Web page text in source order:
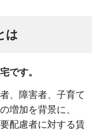
は
です。
、障害者、子育て
増加を背景に、
配慮者に対する賃